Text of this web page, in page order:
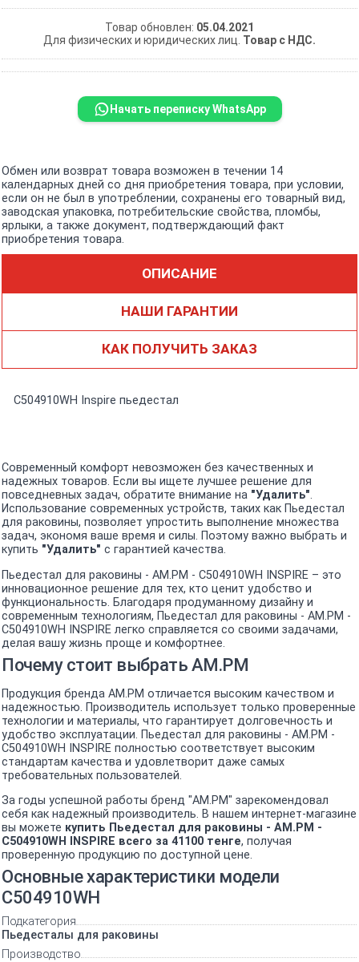
Товар обновлен: 05.04.2021
Для физических и юридических лиц. Товар с НДС.
Начать переписку WhatsApp
Обмен или возврат товара возможен в течении 14
календарных дней со дня приобретения товара, при условии,
если он не был в употреблении, сохранены его товарный вид,
заводская упаковка, потребительские свойства, пломбы,
ярлыки, а также документ, подтверждающий факт
приобретения товара.
ОПИСАНИЕ
НАШИ ГАРАНТИИ
КАК ПОЛУЧИТЬ ЗАКАЗ
C504910WH Inspire пьедестал
Современный комфорт невозможен без качественных и
надежных товаров. Если вы ищете лучшее решение для
повседневных задач, обратите внимание на "Удалить".
Использование современных устройств, таких как Пьедестал
для раковины, позволяет упростить выполнение множества
задач, экономя ваше время и силы. Поэтому важно выбрать и
купить "Удалить" с гарантией качества.
Пьедестал для раковины - AM.PM - C504910WH INSPIRE – это
инновационное решение для тех, кто ценит удобство и
функциональность. Благодаря продуманному дизайну и
современным технологиям, Пьедестал для раковины - AM.PM -
C504910WH INSPIRE легко справляется со своими задачами,
делая вашу жизнь проще и комфортнее.
Почему стоит выбрать AM.PM
Продукция бренда AM.PM отличается высоким качеством и
надежностью. Производитель использует только проверенные
технологии и материалы, что гарантирует долговечность и
удобство эксплуатации. Пьедестал для раковины - AM.PM -
C504910WH INSPIRE полностью соответствует высоким
стандартам качества и удовлетворит даже самых
требовательных пользователей.
За годы успешной работы бренд "AM.PM" зарекомендовал
себя как надежный производитель. В нашем интернет-магазине
вы можете купить Пьедестал для раковины - AM.PM -
C504910WH INSPIRE всего за 41100 тенге, получая
проверенную продукцию по доступной цене.
Основные характеристики модели
C504910WH
Подкатегория
Пьедесталы для раковины
Производство